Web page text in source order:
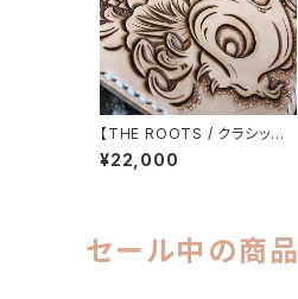
【THE ROOTS / クラシック】i
Phone各種対応 手帳型ケー
ス 鯉の滝登り イーグルカービ
¥22,000
セール中の商品